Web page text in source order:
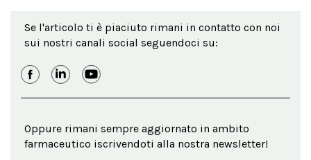
Se l'articolo ti è piaciuto rimani in contatto con noi
sui nostri canali social seguendoci su:
Oppure rimani sempre aggiornato in ambito
farmaceutico iscrivendoti alla nostra newsletter!